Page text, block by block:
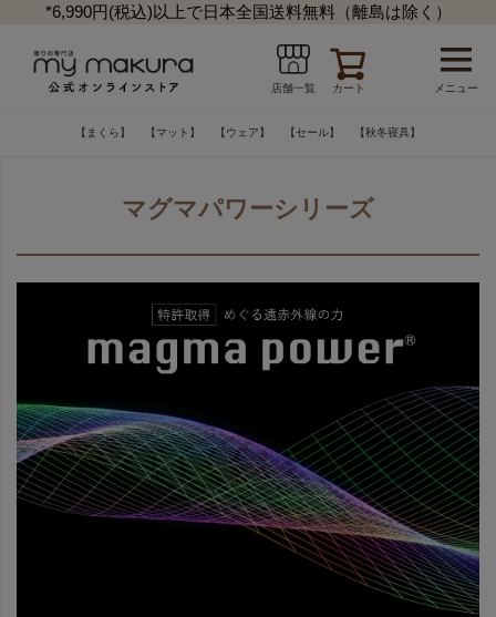
*6,990円(税込)以上で日本全国送料無料（離島は除く）
店舗一覧 カート メニュー
【まくら】 【マット】 【ウェア】 【セール】 【秋冬寝具】
マグマパワーシリーズ